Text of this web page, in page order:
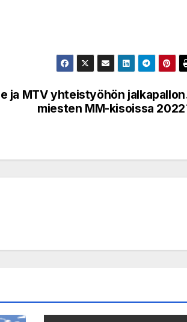
ja MTV yhteistyöhön jalkapallon
miesten MM-kisoissa 2022